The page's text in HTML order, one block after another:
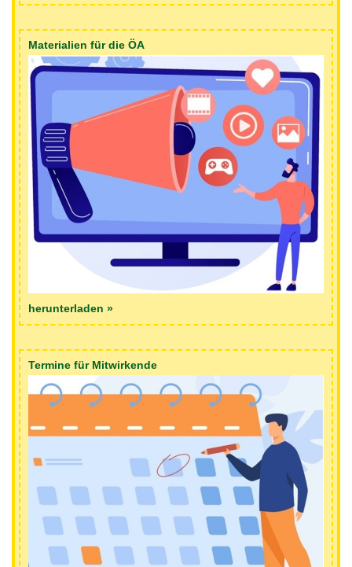
Materialien für die ÖA
herunterladen »
Termine für Mitwirkende